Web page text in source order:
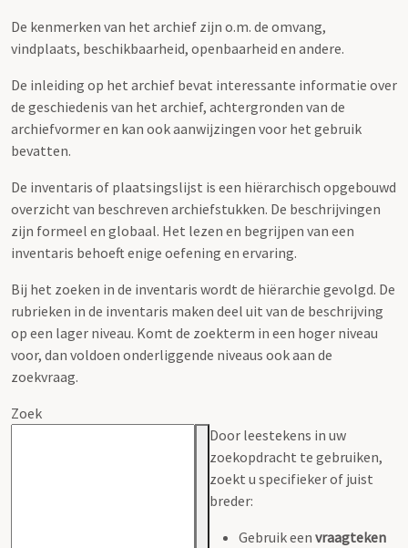
De kenmerken van het archief zijn o.m. de omvang,
vindplaats, beschikbaarheid, openbaarheid en andere.
De inleiding op het archief bevat interessante informatie over
de geschiedenis van het archief, achtergronden van de
archiefvormer en kan ook aanwijzingen voor het gebruik
bevatten.
De inventaris of plaatsingslijst is een hiërarchisch opgebouwd
overzicht van beschreven archiefstukken. De beschrijvingen
zijn formeel en globaal. Het lezen en begrijpen van een
inventaris behoeft enige oefening en ervaring.
Bij het zoeken in de inventaris wordt de hiërarchie gevolgd. De
rubrieken in de inventaris maken deel uit van de beschrijving
op een lager niveau. Komt de zoekterm in een hoger niveau
voor, dan voldoen onderliggende niveaus ook aan de
zoekvraag.
Zoek
Door leestekens in uw
zoekopdracht te gebruiken,
zoekt u specifieker of juist
breder:
Gebruik een vraagteken